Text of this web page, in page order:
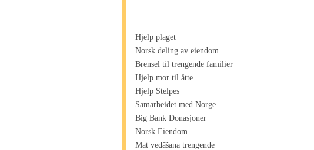
Hjelp plaget
Norsk deling av eiendom
Brensel til trengende familier
Hjelp mor til åtte
Hjelp Stelpes
Samarbeidet med Norge
Big Bank Donasjoner
Norsk Eiendom
Mat vedāšana trengende